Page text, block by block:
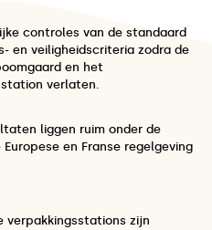
controles van de standaard
en veiligheidscriteria zodra de
en het
verlaten.
liggen ruim onder de
Europese en Franse regelgeving
verpakkingsstations zijn